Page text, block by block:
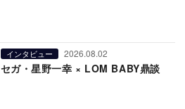
インタビュー 2026.08.02
セガ・星野一幸 × LOM BABY鼎談